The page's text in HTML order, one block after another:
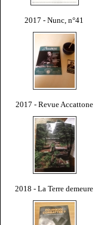
2017 - Nunc, n°41
2017 - Revue Accattone
2018 - La Terre demeure